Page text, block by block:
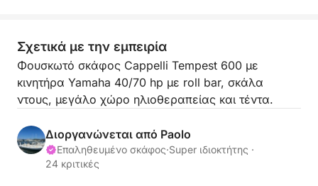
Σχετικά με την εμπειρία
Φουσκωτό σκάφος Cappelli Tempest 600 με
κινητήρα Yamaha 40/70 hp με roll bar, σκάλα
ντους, μεγάλο χώρο ηλιοθεραπείας και τέντα.
Διοργανώνεται από Paolo
Επαληθευμένο σκάφος·Super ιδιοκτήτης ·
24 κριτικές